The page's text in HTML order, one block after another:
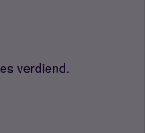
verdiend.